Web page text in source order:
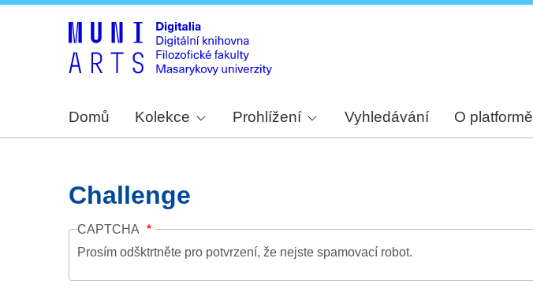
Domů Kolekce Prohlížení Vyhledávání O platformě
Challenge
CAPTCHA
Prosím odšktrtněte pro potvrzení, že nejste spamovací robot.